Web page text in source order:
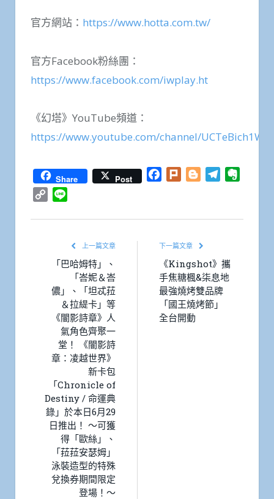
官方網站： https://www.hotta.com.tw/
官方Facebook粉絲團：
https://www.facebook.com/iwplay.ht
《幻塔》YouTube頻道：
https://www.youtube.com/channel/
Share Post Facebook
Plurk BloggerTelegram
Copy
上一篇文章
「巴哈姆特」、
「峇妮＆峇
儂」、「坦忒菈
＆拉緹卡」等
《闇影詩章》人
氣角色齊聚一
堂！ 《闇影詩
章：凌越世界》
新卡包
「Chronicle of
Destiny / 命運典
錄」於本日6月29
日推出！ ～可獲
得「歐絲」、
「菈菈安瑟姆」
泳裝造型的特殊
兌換券期間限定
登場！～
下一篇文章
《Kingshot》攜
手焦糖楓&柒息地
最強燒烤雙品牌
「國王燒烤節」
全台開動